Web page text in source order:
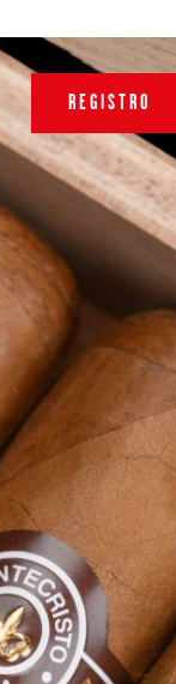
REGISTRO